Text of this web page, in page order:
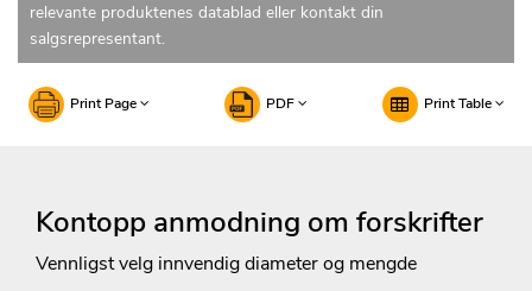
relevante produktenes datablad eller kontakt din
salgsrepresentant.
Print Page PDF Print Table
Kontopp anmodning om forskrifter
Vennligst velg innvendig diameter og mengde